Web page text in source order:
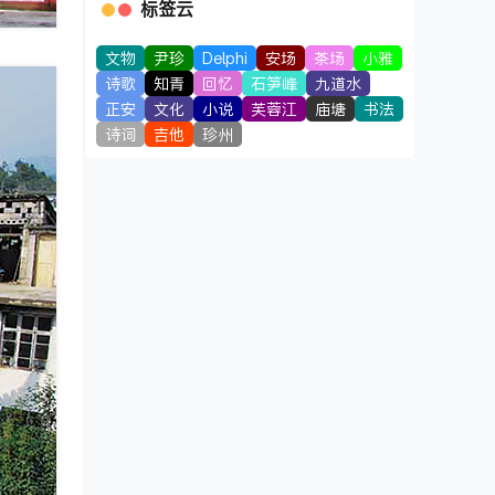
标签云
文物 尹珍 Delphi 安场 茶场
小雅
诗歌
知青 回忆 石笋峰
九道水
正安
文化 小说 芙蓉江 庙塘
书法
诗词
吉他 珍州